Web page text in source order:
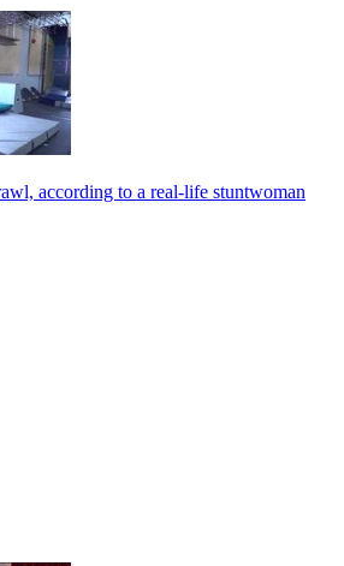
according to a real-life stuntwoman